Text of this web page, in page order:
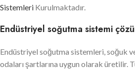
Sistemleri Kurulmaktadır.
Endüstriyel soğutma sistemi
Endüstriyel soğutma sistemleri, soğuk
odaları şartlarına uygun olarak üretilir.